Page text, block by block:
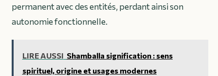
permanent avec des entités, perdant ainsi son
autonomie fonctionnelle.
LIRE AUSSI Shamballa signification : sens
spirituel, origine et usages modernes